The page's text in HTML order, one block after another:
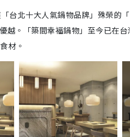
台北十大人氣鍋物品牌」殊榮的
。「築間幸福鍋物」至今已在台
材。